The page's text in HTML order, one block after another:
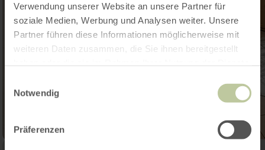
Verwendung unserer Website an unsere Partner für
soziale Medien, Werbung und Analysen weiter. Unsere
Partner führen diese Informationen möglicherweise mit
weiteren Daten zusammen, die Sie ihnen bereitgestellt
Notwendig
Präferenzen